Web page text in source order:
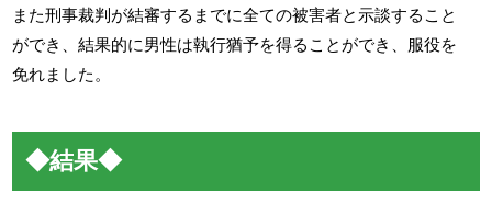
また刑事裁判が結審するまでに全ての被害者と示談すること
ができ、結果的に男性は執行猶予を得ることができ、服役を
免れました。
◆結果◆